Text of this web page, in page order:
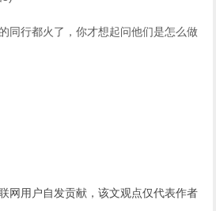
同行都火了，你才想起问他们是怎么做
网用户自发贡献，该文观点仅代表作者